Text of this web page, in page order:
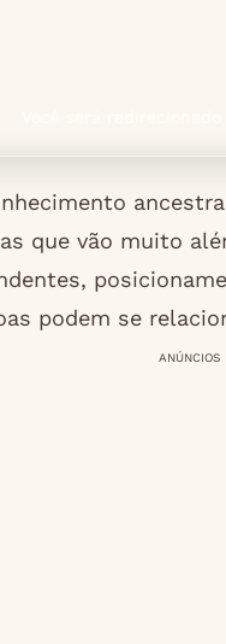
que vão muito
podem se
ANÚNCIOS